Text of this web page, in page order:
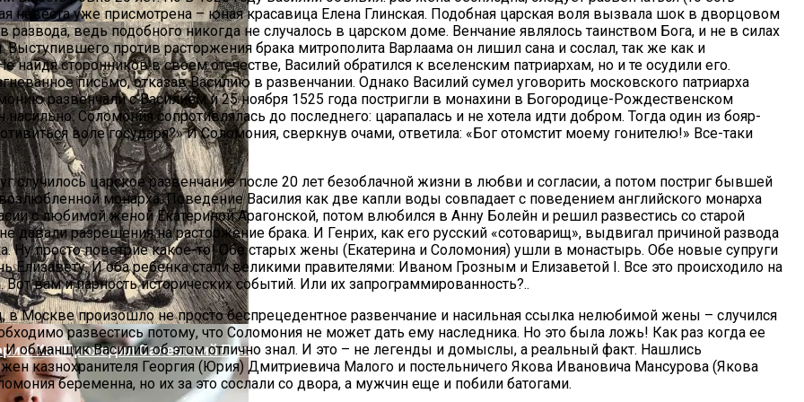
За Которыми Выстраиваются В Очереди
Как Проходил Салемский Процесс
невеста уже присмотрена – юная красавица Елена Глинская. Подобная царская воля вызвала шок в дворцовом
ведь подобного никогда не случалось в царском доме. Венчание являлось таинством Бога, и не в силах
против расторжения брака митрополита Варлаама он лишил сана и сослал, так же как и
сторонников в своем отечестве, Василий обратился к вселенским патриархам, но и те осудили его.
письмо, отказав Василию в развенчании. Однако Василий сумел уговорить московского патриарха
развенчали с Василием и 25 ноября 1525 года постригли в монахини в Богородице-Рождественском
Соломония сопротивлялась до последнего: царапалась и не хотела идти добром. Тогда один из бояр-
воле государя?» И Соломония, сверкнув очами, ответила: «Бог отомстит моему гонителю!» Все-таки
случилось царское развенчание после 20 лет безоблачной жизни в любви и согласии, а потом постриг бывшей
монарха. Поведение Василия как две капли воды совпадает с поведением английского монарха
с любимой женой Екатериной Арагонской, потом влюбился в Анну Болейн и решил развестись со старой
разрешения на расторжение брака. И Генрих, как его русский «сотоварищ», выдвигал причиной развода
Ну просто поветрие какое-то! Обе старых жены (Екатерина и Соломония) ушли в монастырь. Обе новые супруги
Елизавету. И оба ребенка стали великими правителями: Иваном Грозным и Елизаветой I. Все это происходило на
вам и парность исторических событий. Или их запрограммированность?..
Москве произошло не просто беспрецедентное развенчание и насильная ссылка нелюбимой жены – случился
развестись потому, что Соломония не может дать ему наследника. Но это была ложь! Как раз когда ее
И обманщик Василий об этом отлично знал. И это – не легенды и домыслы, а реальный факт. Нашлись
казнохранителя Георгия (Юрия) Дмитриевича Малого и постельничего Якова Ивановича Мансурова (Якова
беременна, но их за это сослали со двора, а мужчин еще и побили батогами.